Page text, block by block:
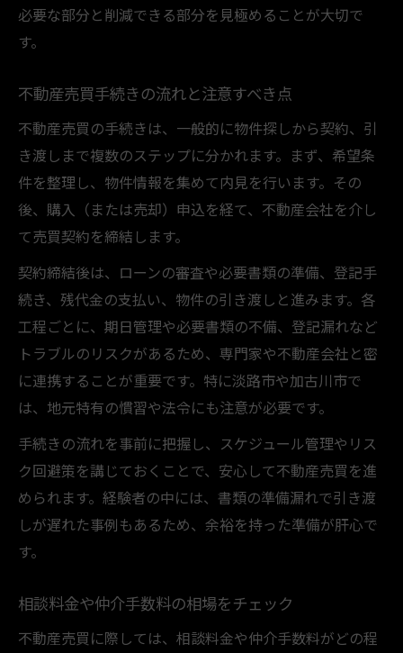
必要な部分と削減できる部分を見極めることが大切で
す。
不動産売買手続きの流れと注意すべき点
不動産売買の手続きは、一般的に物件探しから契約、引
き渡しまで複数のステップに分かれます。まず、希望条
件を整理し、物件情報を集めて内見を行います。その
後、購入（または売却）申込を経て、不動産会社を介し
て売買契約を締結します。
契約締結後は、ローンの審査や必要書類の準備、登記手
続き、残代金の支払い、物件の引き渡しと進みます。各
工程ごとに、期日管理や必要書類の不備、登記漏れなど
トラブルのリスクがあるため、専門家や不動産会社と密
に連携することが重要です。特に淡路市や加古川市で
は、地元特有の慣習や法令にも注意が必要です。
手続きの流れを事前に把握し、スケジュール管理やリス
ク回避策を講じておくことで、安心して不動産売買を進
められます。経験者の中には、書類の準備漏れで引き渡
しが遅れた事例もあるため、余裕を持った準備が肝心で
す。
相談料金や仲介手数料の相場をチェック
不動産売買に際しては、相談料金や仲介手数料がどの程